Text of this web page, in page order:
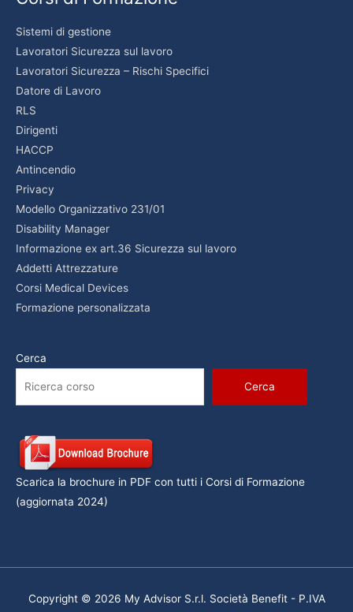
Sistemi di gestione
Lavoratori Sicurezza sul lavoro
Lavoratori Sicurezza – Rischi Specifici
Datore di Lavoro
RLS
Dirigenti
HACCP
Antincendio
Privacy
Modello Organizzativo 231/01
Disability Manager
Informazione ex art.36 Sicurezza sul lavoro
Addetti Attrezzature
Corsi Medical Devices
Formazione personalizzata
Cerca
Cerca
Scarica la brochure in PDF con tutti i Corsi di Formazione
(aggiornata 2024)
Copyright © 2026 My Advisor S.r.l. Società Benefit - P.IVA